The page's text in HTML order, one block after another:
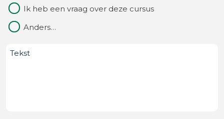
Ik heb een vraag over deze cursus
Anders…
Bericht